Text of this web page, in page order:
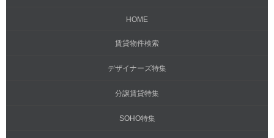
HOME
賃貸物件検索
デザイナーズ特集
分譲賃貸特集
SOHO特集